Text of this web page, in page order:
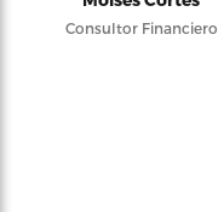
Consultor Financiero